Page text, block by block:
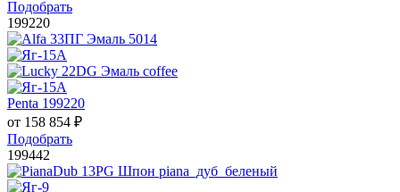
Подобрать
199220
Penta 199220
от 158 854 ₽
Подобрать
199442